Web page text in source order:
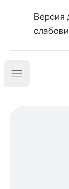
Версия
Open main